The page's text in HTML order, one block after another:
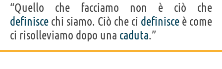
“Quello che facciamo non è ciò che
definisce chi siamo. Ciò che ci definisce è come
ci risolleviamo dopo una caduta.”